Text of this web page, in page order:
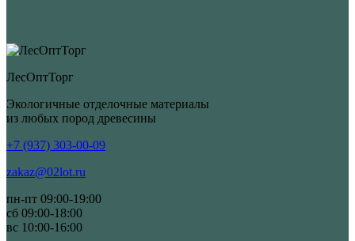
ЛесОптТорг
Экологичные отделочные материалы
из любых пород древесины
+7 (937) 303-00-09
zakaz@02lot.ru
пн-пт 09:00-19:00
сб 09:00-18:00
вс 10:00-16:00